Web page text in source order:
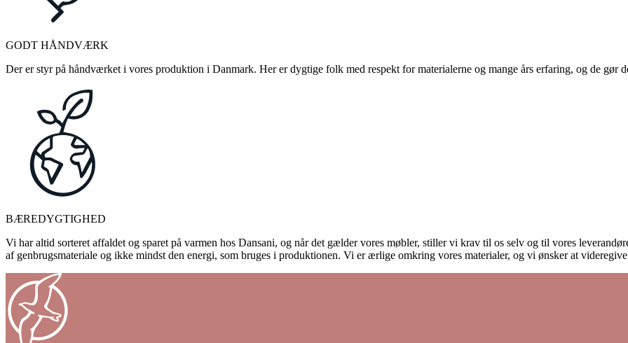
GODT HÅNDVÆRK
Der er styr på håndværket i vores produktion i Danmark. Her er dygtige folk med respekt for materialerne og mange års erfaring, og de gør
BÆREDYGTIGHED
Vi har altid sorteret affaldet og sparet på varmen hos Dansani, og når det gælder vores møbler, stiller vi krav til os selv og til vores
af genbrugsmateriale og ikke mindst den energi, som bruges i produktionen. Vi er ærlige omkring vores materialer, og vi ønsker at